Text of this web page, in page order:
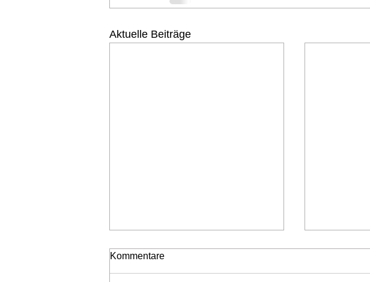
Aktuelle Beiträge
Kommentare